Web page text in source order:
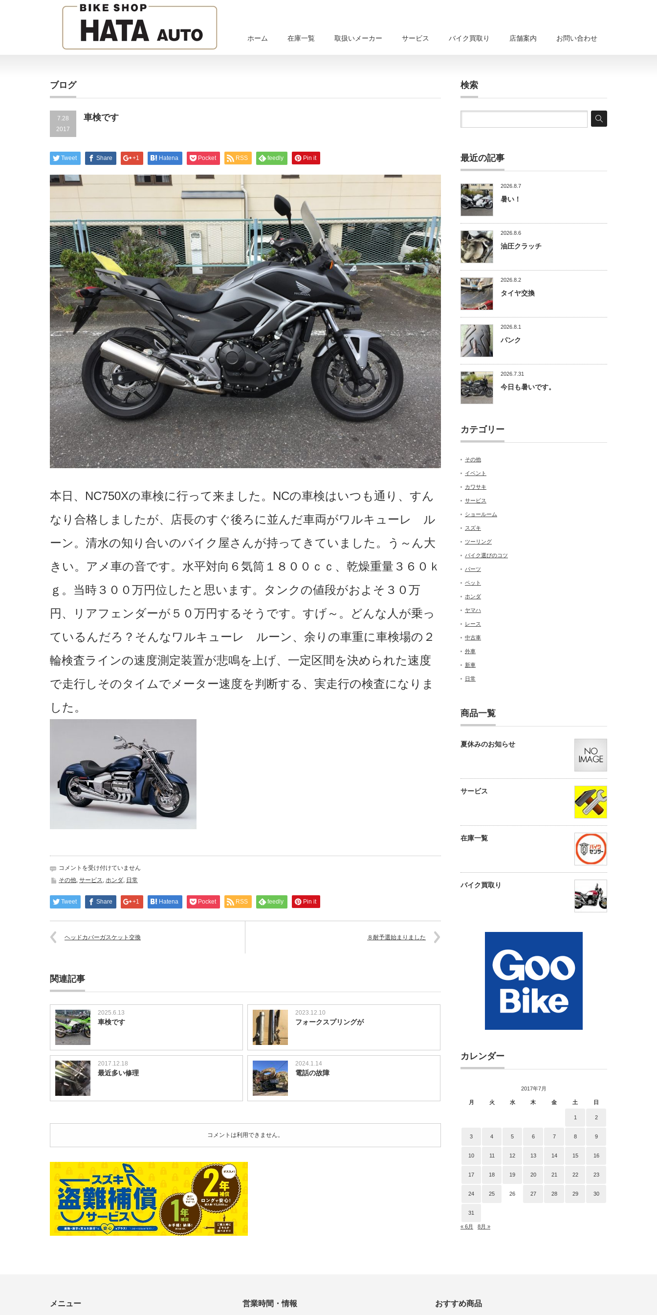
ホーム 在庫一覧 取扱いメーカー サービス バイク買取り 店舗案内 お問い合わせ
ブログ
7.28
2017
車検です
Tweet Share +1 Hatena Pocket RSS feedly Pin it
本日、NC750Xの車検に行って来ました。NCの車検はいつも通り、すん
なり合格しましたが、店長のすぐ後ろに並んだ車両がワルキューレ ル
ーン。清水の知り合いのバイク屋さんが持ってきていました。う～ん大
きい。アメ車の音です。水平対向６気筒１８００ｃｃ、乾燥重量３６０ｋ
ｇ。当時３００万円位したと思います。タンクの値段がおよそ３０万
円、リアフェンダーが５０万円するそうです。すげ～。どんな人が乗っ
ているんだろ？そんなワルキューレ ルーン、余りの車重に車検場の２
輪検査ラインの速度測定装置が悲鳴を上げ、一定区間を決められた速度
で走行しそのタイムでメーター速度を判断する、実走行の検査になりま
した。
車
検
す
は
コメントを受け付けていません
その他, サービス, ホンダ, 日常
Tweet Share +1 Hatena Pocket RSS feedly Pin it
ヘッドカバーガスケット交換 ８耐予選始まりました
関連記事
2025.6.13
車検です
2023.12.10
フォークスプリングが
2017.12.18
最近多い修理
2024.1.14
電話の故障
コメントは利用できません。
検索
最近の記事
2026.8.7
暑い！
2026.8.6
油圧クラッチ
2026.8.2
タイヤ交換
2026.8.1
パンク
2026.7.31
今日も暑いです。
カテゴリー
その他
イベント
カワサキ
サービス
ショールーム
スズキ
ツーリング
バイク選びのコツ
パーツ
ペット
ホンダ
ヤマハ
レース
中古車
外車
新車
日常
商品一覧
夏休みのお知らせ
サービス
在庫一覧
バイク買取り
カレンダー
2017年7月
月 火 水 木 金 土 日
1 2
3 4 5 6 7 8 9
10 11 12 13 14 15 16
17 18 19 20 21 22 23
24 25 26 27 28 29 30
31
« 6月 8月 »
メニュー 営業時間・情報 おすすめ商品